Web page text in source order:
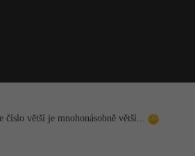
větší je mnohonásobně větší...